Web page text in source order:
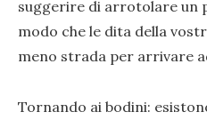
suggerire di arrotolare un
modo che le dita della
meno strada per arrivare
Tornando ai bodini: